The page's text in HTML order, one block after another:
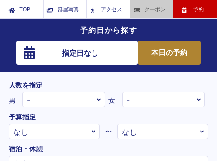
TOP 部屋写真 アクセス クーポン 予約
予約日から探す
指定日なし 本日の予約
人数を指定
男
女
予算指定
〜
宿泊・休憩